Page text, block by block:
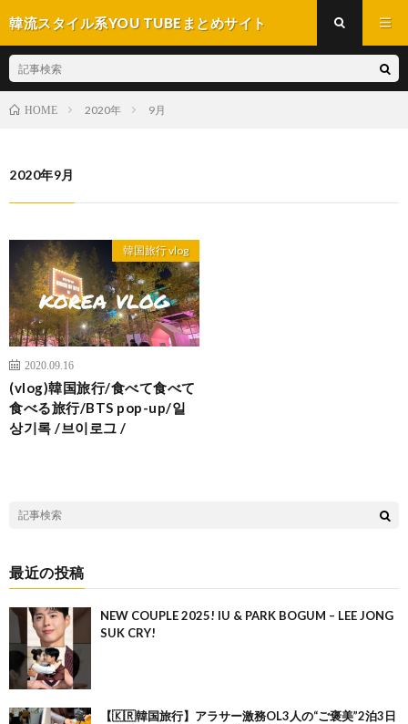
韓流スタイル系YOU TUBEまとめサイト
HOME 2020年 9月
2020年9月
韓国旅行 vlog
2020.09.16
(vlog)韓国旅行/食べて食べて
食べる旅行/BTS pop-up/일
상기록 /브이로그 /
最近の投稿
NEW COUPLE 2025! IU & PARK BOGUM – LEE JONG
SUK CRY!
【🇰🇷韓国旅行】アラサー激務OL3人の“ご褒美”2泊3日